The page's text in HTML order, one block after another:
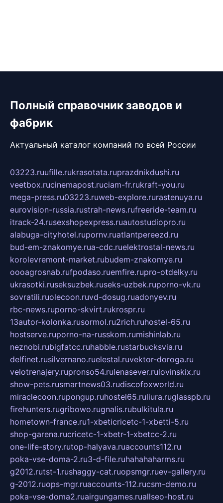
Полный справочник заводов и
фабрик
Актуальный каталог компаний по всей России
03223.ruufille.rukrasotata.ruprazdnikdushi.ru
veetbox.rucinemapost.ruciam-fr.rukraft-you.ru
mega-press.ru03223.ruweb-explore.rurastenuya.ru
eurovision-russia.rustrah-news.rufreeride-team.ru
itrack-24.rusexshopexpress.ruautostudiopro.ru
alabuga-cityhotel.rupornv.ruatlantpereezd.ru
bud-em-znakomye.rua-cdc.ruelektrostal-news.ru
korolevremont-market.rubudem-znakomye.ru
oooagrosnab.rufpodaso.ruemfire.rupro-otdelky.ru
ukrasotki.ruseksuzbek.ruseks-uzbek.ruporno-vk.ru
sovratili.ruolecoon.ruvd-dosug.ruadonyev.ru
rbc-news.ruporno-skvirt.rukrospr.ru
13autor-kolonka.rusormol.ru2rich.ruhostel-65.ru
hostserve.ruporno-na-russkom.rumishinlab.ru
neznobi.rubigfatcc.ruhabble.rustarbucksvia.ru
delfinet.rusilvernano.ruelestal.ruvektor-doroga.ru
velotrenajery.rupronso54.rulenasever.rulovinskix.ru
show-pets.rusmartnews03.rudiscofoxworld.ru
miraclecoon.rupongup.ruhostel65.ruliura.ruglasspb.ru
firehunters.rugribowo.rugnalis.rubulkitula.ru
hometown-france.ru1-xbeticricetc-1-xbetti-5.ru
shop-garena.rucricetc-1-xbetr-1-xbetcc-2.ru
one-life-story.rutop-halyava.ruaccounts112.ru
poka-vse-doma-2.ru3-d-file.ruhahahaharms.ru
g2012.rutst-1.rushaggy-cat.ruopsmgr.ruev-gallery.ru
g-2012.ruops-mgr.ruaccounts-112.rucsm-demo.ru
poka-vse-doma2.ruairgungames.ruallseo-host.ru